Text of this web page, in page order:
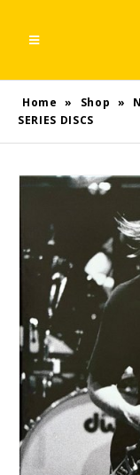
Home » Shop »
SERIES DISCS